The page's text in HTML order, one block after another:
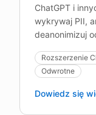
ChatGPT i
wykrywaj PII,
deanonimizuj
Rozszerzenie
Odwrotne
Dowiedz się